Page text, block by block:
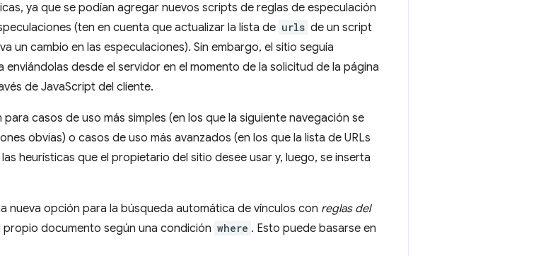
ya que se podían agregar nuevos scripts de reglas de especulación
(ten en cuenta que actualizar la lista de urls de un script
un cambio en las especulaciones). Sin embargo, el sitio seguía
enviándolas desde el servidor en el momento de la solicitud de la página
de JavaScript del cliente.
casos de uso más simples (en los que la siguiente navegación se
obvias) o casos de uso más avanzados (en los que la lista de URLs
heurísticas que el propietario del sitio desee usar y, luego, se inserta
nueva opción para la búsqueda automática de vínculos con reglas del
propio documento según una condición where . Esto puede basarse en